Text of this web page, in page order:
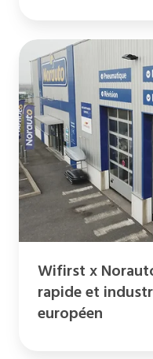
Wifirst
Norauto
:
un
déploiement
rapide
et
sur
scope
européen
Wifirst x
rapide et
européen